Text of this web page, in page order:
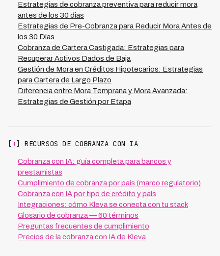
implementa un calendario de contactos personalizados
a través de múltiples canales: SMS, email, llamadas
automáticas y notificaciones push. Finalmente, facilita
negociaciones con planes de pago flexibles
respaldados por tecnología que monitorea el
cumplimiento automáticamente.
Estrategias de cobranza preventiva para reducir mora
antes de los 30 dias
Estrategias de Pre-Cobranza para Reducir Mora Antes de
los 30 Días
Cobranza de Cartera Castigada: Estrategias para
Recuperar Activos Dados de Baja
Gestión de Mora en Créditos Hipotecarios: Estrategias
para Cartera de Largo Plazo
Diferencia entre Mora Temprana y Mora Avanzada:
Estrategias de Gestión por Etapa
[+] RECURSOS DE COBRANZA CON IA
Cobranza con IA: guía completa para bancos y
prestamistas
Cumplimiento de cobranza por país (marco regulatorio)
Cobranza con IA por tipo de crédito y país
Integraciones: cómo Kleva se conecta con tu stack
Glosario de cobranza — 60 términos
Preguntas frecuentes de cumplimiento
Precios de la cobranza con IA de Kleva